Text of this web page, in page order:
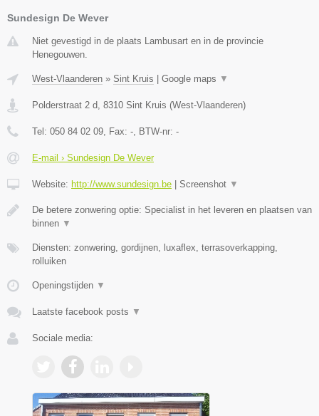
Sundesign De Wever
Niet gevestigd in de plaats Lambusart en in de provincie
Henegouwen.
West-Vlaanderen » Sint Kruis | Google maps ▼
Polderstraat 2 d 8310 Sint Kruis (West-Vlaanderen)
Tel: 050 84 02 09 , Fax: - , BTW-nr: -
E-mail › Sundesign De Wever
Website: http://www.sundesign.be | Screenshot ▼
De betere zonwering optie: Specialist in het leveren en plaatsen van
binnen ▼
Diensten: zonwering, gordijnen, luxaflex, terrasoverkapping,
rolluiken
Openingstijden ▼
Laatste facebook posts ▼
Sociale media: